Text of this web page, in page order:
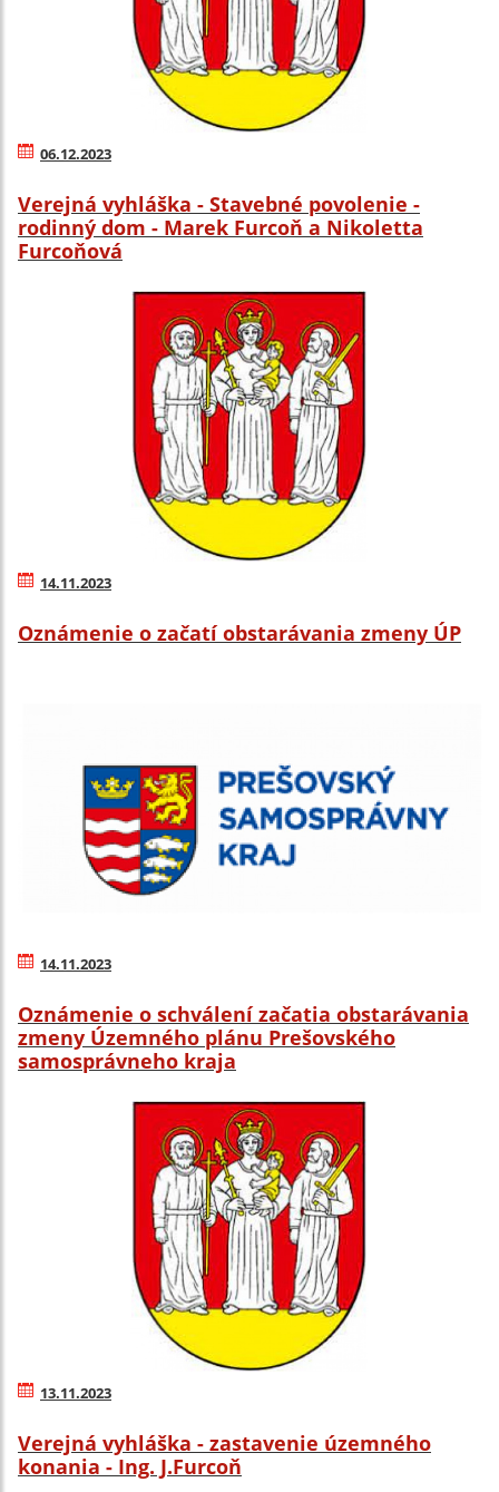
06.12.2023
Verejná vyhláška - Stavebné povolenie -
rodinný dom - Marek Furcoň a Nikoletta
Furcoňová
14.11.2023
Oznámenie o začatí obstarávania zmeny ÚP
14.11.2023
Oznámenie o schválení začatia obstarávania
zmeny Územného plánu Prešovského
samosprávneho kraja
13.11.2023
Verejná vyhláška - zastavenie územného
konania - Ing. J.Furcoň